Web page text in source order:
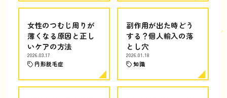
女性のつむじ周りが
薄くなる原因と正し
いケアの方法
2026.03.17
円形脱毛症
副作用が出た時どう
する？個人輸入の落
とし穴
2026.01.18
知識